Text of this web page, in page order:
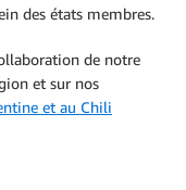
des états membres.
de notre
et sur nos
et au Chili